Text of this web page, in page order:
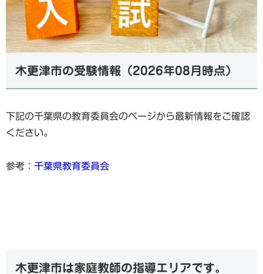
木更津市の受験情報（2026年08月時点）
下記の千葉県の教育委員会のページから最新情報をご確認
ください。
参考： 千葉県教育委員会
木更津市は家庭教師の指導エリアです。